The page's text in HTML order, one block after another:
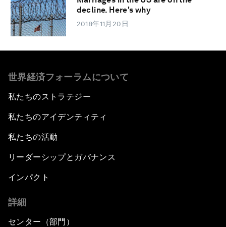
decline. Here's why
2018年11月20日
世界経済フォーラムについて
私たちのストラテジー
私たちのアイデンティティ
私たちの活動
リーダーシップとガバナンス
インパクト
詳細
センター（部門）